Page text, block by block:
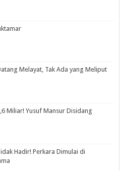
Melayat, Tak Ada yang Meliput
Miliar! Yusuf Mansur Disidang
Hadir! Perkara Dimulai di